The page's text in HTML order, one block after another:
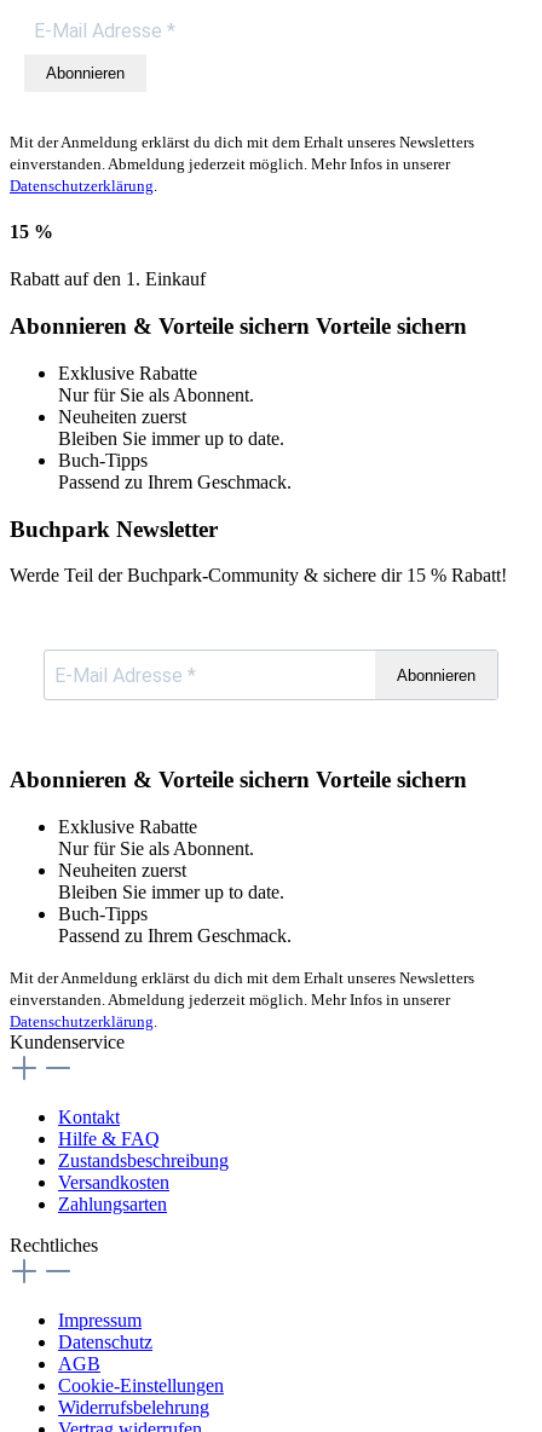
Abonnieren
Mit der Anmeldung erklärst du dich mit dem Erhalt unseres Newsletters
einverstanden. Abmeldung jederzeit möglich. Mehr Infos in unserer
Datenschutzerklärung
15 %
Rabatt auf den 1. Einkauf
Abonnieren & Vorteile sichern Vorteile sichern
Exklusive Rabatte
Nur für Sie als Abonnent.
Neuheiten zuerst
Bleiben Sie immer up to date.
Buch-Tipps
Passend zu Ihrem Geschmack.
Buchpark Newsletter
Werde Teil der Buchpark-Community & sichere dir 15 % Rabatt!
Abonnieren
Abonnieren & Vorteile sichern Vorteile sichern
Exklusive Rabatte
Nur für Sie als Abonnent.
Neuheiten zuerst
Bleiben Sie immer up to date.
Buch-Tipps
Passend zu Ihrem Geschmack.
Mit der Anmeldung erklärst du dich mit dem Erhalt unseres Newsletters
einverstanden. Abmeldung jederzeit möglich. Mehr Infos in unserer
Datenschutzerklärung
Kundenservice
Kontakt
Hilfe & FAQ
Zustandsbeschreibung
Versandkosten
Zahlungsarten
Rechtliches
Impressum
Datenschutz
AGB
Cookie-Einstellungen
Widerrufsbelehrung